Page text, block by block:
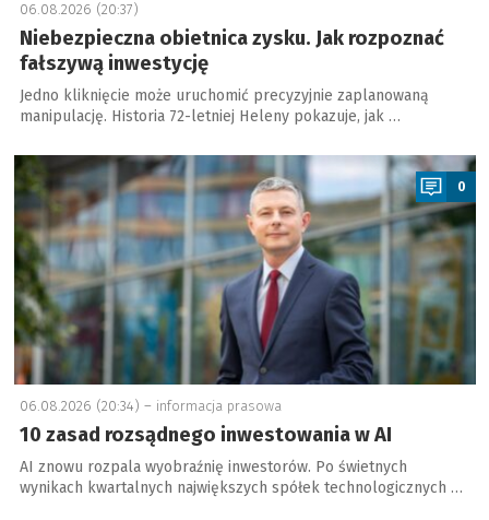
06.08.2026 (20:37)
Niebezpieczna obietnica zysku. Jak rozpoznać
fałszywą inwestycję
Jedno kliknięcie może uruchomić precyzyjnie zaplanowaną
manipulację. Historia 72-letniej Heleny pokazuje, jak …
a
0
06.08.2026 (20:34) – informacja prasowa
10 zasad rozsądnego inwestowania w AI
AI znowu rozpala wyobraźnię inwestorów. Po świetnych
wynikach kwartalnych największych spółek technologicznych …